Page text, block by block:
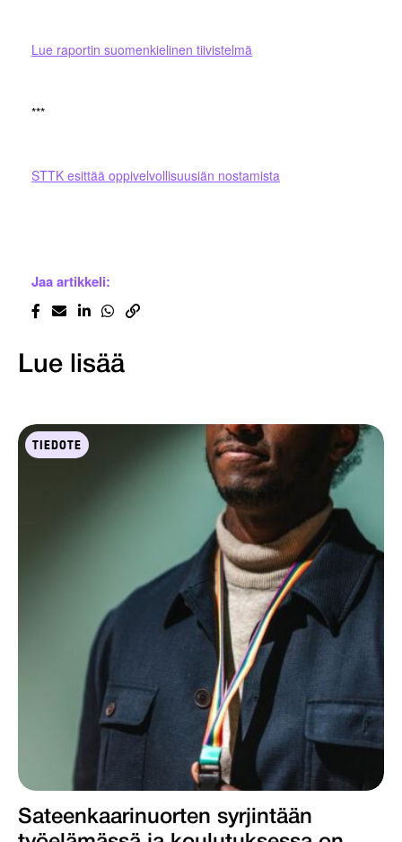
Lue raportin suomenkielinen tiivistelmä
***
STTK esittää oppivelvollisuusiän nostamista
Jaa artikkeli:
Lue lisää
TIEDOTE
Sateenkaarinuorten syrjintään